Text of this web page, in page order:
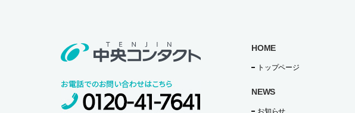
HOME
トップページ
NEWS
お知らせ